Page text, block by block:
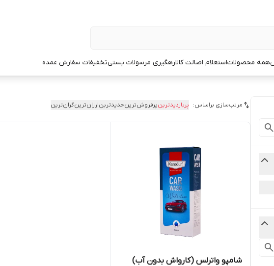
همه محصولاتاستعلام اصالت کالارهگیری مرسولات پستیتخفیفات سفارش عمده
مرتب‌سازی براساس: پربازدیدترینپرفروش‌ترینجدیدترینارزان‌ترینگران‌ترین
شامپو واترلس (کارواش بدون آب)